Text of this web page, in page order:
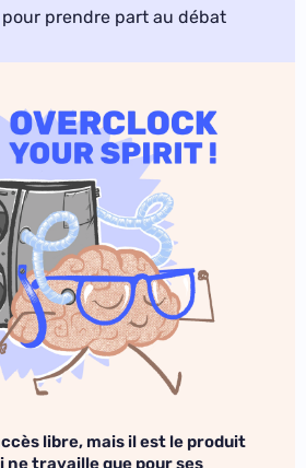
prendre part au débat
libre, mais il est le produit
travaille que pour ses